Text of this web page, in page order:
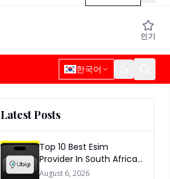
인기
한국어
Latest Posts
Top 10 Best Esim
Provider In South Africa
2026
August 6, 2026